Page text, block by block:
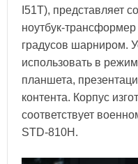
I51T), представляет
ноутбук-
градусов шарниром.
использовать в
планшета,
контента. Корпус
соответствует
STD‑810H.